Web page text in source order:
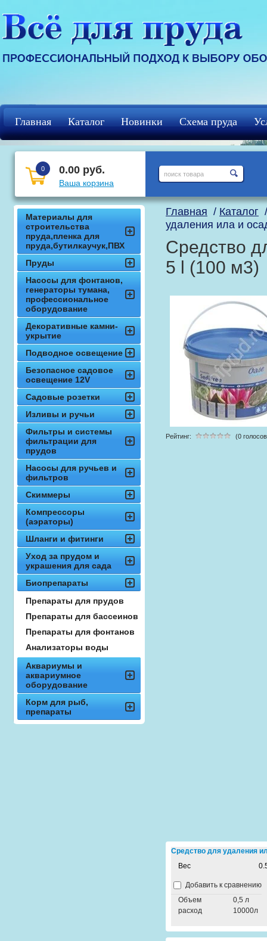
Главная Каталог Новинки Схема пруда
Регистрация кцф
0 0.00 руб.
Ваша корзина
Главная / Каталог
удаления ила и
Средство
5 l (100 м3)
Рейтинг: (0
Средство для удаления
Вес
Добавить к сравнению
Объем
0,5 л
расход
10000л
Материалы для
строительства
пруда,пленка для
пруда,бутилкаучук,ПВХ
Пруды
Насосы для фонтанов,
генераторы тумана,
профессиональное
оборудование
Декоративные камни-
укрытие
Подводное освещение
Безопасное садовое
освещение 12V
Садовые розетки
Изливы и ручьи
Фильтры и системы
фильтрации для
прудов
Насосы для ручьев и
фильтров
Скиммеры
Компрессоры
(аэраторы)
Шланги и фитинги
Уход за прудом и
украшения для сада
Биопрепараты
Препараты для прудов
Препараты для бассеинов
Препараты для фонтанов
Анализаторы воды
Аквариумы и
аквариумное
оборудование
Корм для рыб,
препараты